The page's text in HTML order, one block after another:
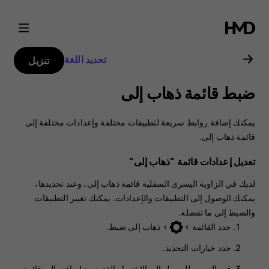
دليل
مستخدم
Nokia
3310
تحديد اللغة تنزيل
ضبط قائمة ذهاب إلى
يمكنك إضافة روابط سريعة لتطبيقات مختلفة وإعدادات مختلفة إلى
قائمة ذهاب إلى.
تعديل إعدادات قائمة "ذهاب إلى"
لديك في الزاوية اليسرى السفلية قائمةذهاب إلى، وعند تحديدها،
يمكنك الوصول إلى التطبيقات والإعدادات. يمكنك تغيير التطبيقات
والضبط إلى ما تفضله.
حدد القائمة >
> ذهاب إلى ضبط.
حدد خيارات التحديد.